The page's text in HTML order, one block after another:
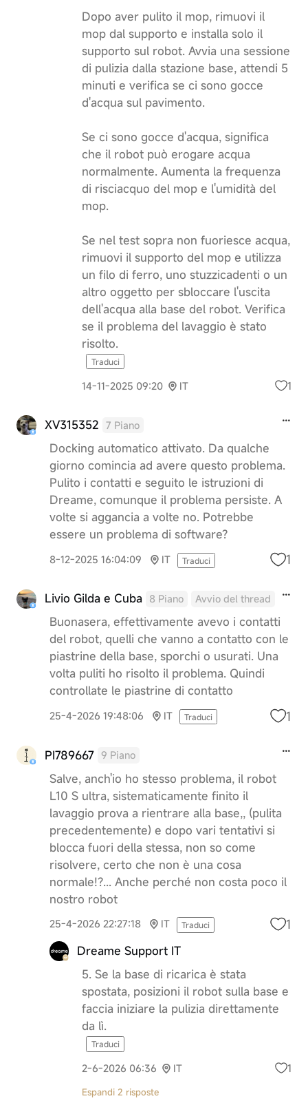
Dopo aver pulito il mop, rimuovi il
mop dal supporto e installa solo il
supporto sul robot. Avvia una sessione
di pulizia dalla stazione base, attendi 5
minuti e verifica se ci sono gocce
d'acqua sul pavimento.
Se ci sono gocce d'acqua, significa
che il robot può erogare acqua
normalmente. Aumenta la frequenza
di risciacquo del mop e l'umidità del
mop.
Se nel test sopra non fuoriesce acqua,
rimuovi il supporto del mop e utilizza
un filo di ferro, uno stuzzicadenti o un
altro oggetto per sbloccare l'uscita
dell'acqua alla base del robot. Verifica
se il problema del lavaggio è stato
risolto.
Traduci
14-11-2025 09:20 IT 1
XV315352 7 Piano
Docking automatico attivato. Da qualche
giorno comincia ad avere questo problema.
Pulito i contatti e seguito le istruzioni di
Dreame, comunque il problema persiste. A
volte si aggancia a volte no. Potrebbe
essere un problema di software?
8-12-2025 16:04:09 IT Traduci 1
Livio Gilda e Cuba 8 Piano Avvio del thread
Buonasera, effettivamente avevo i contatti
del robot, quelli che vanno a contatto con le
piastrine della base, sporchi o usurati. Una
volta puliti ho risolto il problema. Quindi
controllate le piastrine di contatto
25-4-2026 19:48:06 IT Traduci 1
PI789667 9 Piano
Salve, anch'io ho stesso problema, il robot
L10 S ultra, sistematicamente finito il
lavaggio prova a rientrare alla base,, (pulita
precedentemente) e dopo vari tentativi si
blocca fuori della stessa, non so come
risolvere, certo che non è una cosa
normale!?... Anche perché non costa poco il
nostro robot
25-4-2026 22:27:18 IT Traduci 1
Dreame Support IT
5. Se la base di ricarica è stata
spostata, posizioni il robot sulla base e
faccia iniziare la pulizia direttamente
da lì.
Traduci
2-6-2026 06:36 IT 1
Espandi 2 risposte